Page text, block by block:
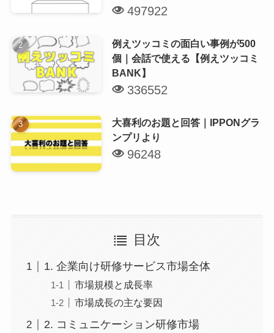
497922
例えツッコミの面白い事例が500
個｜会話で使える【例えツッコミ
BANK】
336552
大喜利のお題と回答｜IPPONグラ
ンプリより
96248
目次
1. 企業向け研修サービス市場全体
市場規模と成長率
市場成長の主な要因
2. コミュニケーション研修市場